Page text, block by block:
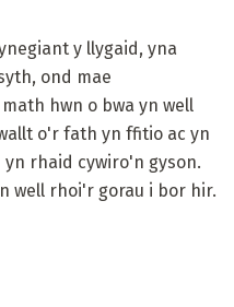
y llygaid, yna
ond mae
hwn o bwa yn well
o'r fath yn ffitio ac yn
rhaid cywiro'n gyson.
well rhoi'r gorau i bor hir.